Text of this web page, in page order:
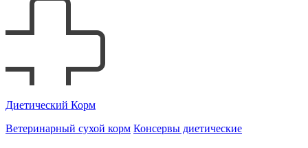
Диетический Корм
Ветеринарный сухой корм Консервы диетические